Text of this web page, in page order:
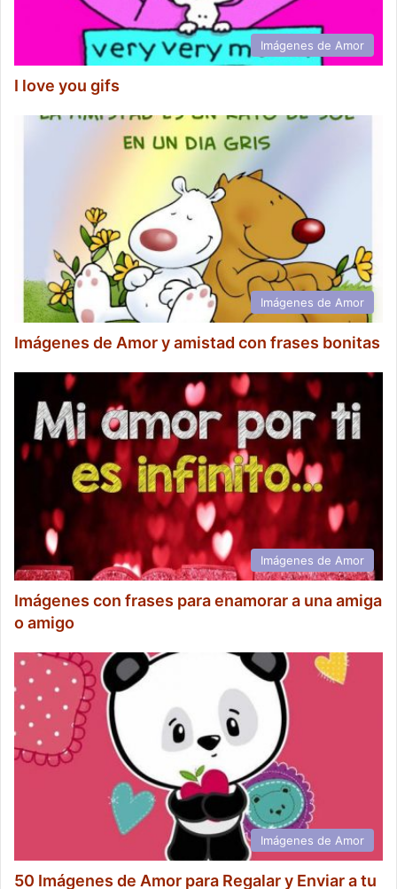
Imágenes de Amor
I love you gifs
Imágenes de Amor
Imágenes de Amor y amistad con frases bonitas
Imágenes de Amor
Imágenes con frases para enamorar a una amiga
o amigo
Imágenes de Amor
50 Imágenes de Amor para Regalar y Enviar a tu